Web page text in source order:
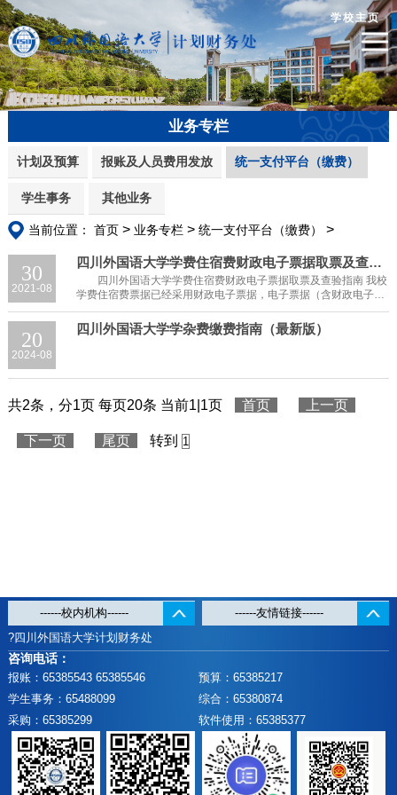
学校主页
业务专栏
计划及预算 报账及人员费用发放 统一支付平台（缴费）
学生事务 其他业务
当前位置： 首页> 业务专栏> 统一支付平台（缴费） >
30
2021-08
四川外国语大学学费住宿费财政电子票据取票及查验指南
四川外国语大学学费住宿费财政电子票据取票及查验指南 我校
学费住宿费票据已经采用财政电子票据，电子票据（含财政电子票
据及税务电子发票）与纸质票据具有同等法律效力。一般可以在缴
纳学费住宿费后第三个工作日...
20
2024-08
四川外国语大学学杂费缴费指南（最新版）
共2条，分1页 每页20条 当前1|1页 首页 上一页
下一页 尾页 转到
?四川外国语大学计划财务处
咨询电话：
报账：65385543 65385546
预算：65385217
学生事务：65488099
综合：65380874
采购：65385299
软件使用：65385377